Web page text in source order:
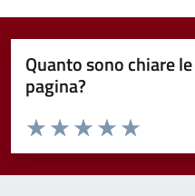
Quanto sono chiare
pagina?
Valuta da 1 a 5 stelle la pagina
Valuta 5
Valuta 4 stelle
Valuta 3 stelle su 5
Valuta 2 stelle su 5
Valuta 1 stelle su 5